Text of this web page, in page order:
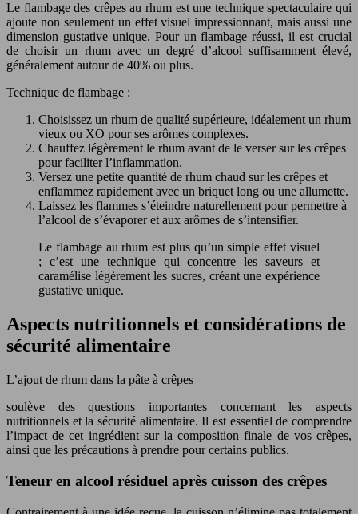
Le flambage des crêpes au rhum est une technique spectaculaire qui
ajoute non seulement un effet visuel impressionnant, mais aussi une
dimension gustative unique. Pour un flambage réussi, il est crucial
de choisir un rhum avec un degré d’alcool suffisamment élevé,
généralement autour de 40% ou plus.
Technique de flambage :
Choisissez un rhum de qualité supérieure, idéalement un rhum
vieux ou XO pour ses arômes complexes.
Chauffez légèrement le rhum avant de le verser sur les crêpes
pour faciliter l’inflammation.
Versez une petite quantité de rhum chaud sur les crêpes et
enflammez rapidement avec un briquet long ou une allumette.
Laissez les flammes s’éteindre naturellement pour permettre à
l’alcool de s’évaporer et aux arômes de s’intensifier.
Le flambage au rhum est plus qu’un simple effet visuel
; c’est une technique qui concentre les saveurs et
caramélise légèrement les sucres, créant une expérience
gustative unique.
Aspects nutritionnels et considérations de
sécurité alimentaire
L’ajout de rhum dans la pâte à crêpes
soulève des questions importantes concernant les aspects
nutritionnels et la sécurité alimentaire. Il est essentiel de comprendre
l’impact de cet ingrédient sur la composition finale de vos crêpes,
ainsi que les précautions à prendre pour certains publics.
Teneur en alcool résiduel après cuisson des crêpes